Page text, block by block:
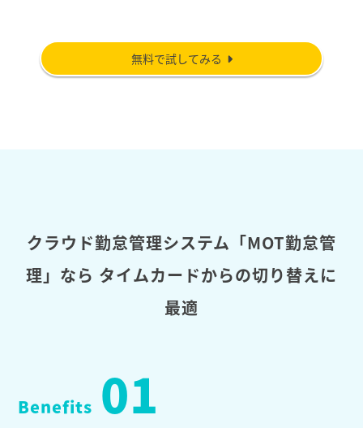
無料で試してみる
クラウド勤怠管理システム「MOT勤怠管
理」なら タイムカードからの切り替えに
最適
Benefits 01